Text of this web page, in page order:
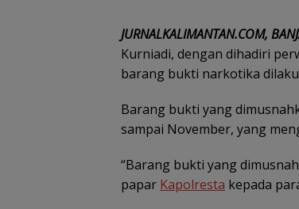
JURNALKALIMANTAN.COM,
Kurniadi, dengan dihadiri
barang bukti narkotika
Barang bukti yang
sampai November, yang
“Barang bukti yang
papar Kapolresta kepada